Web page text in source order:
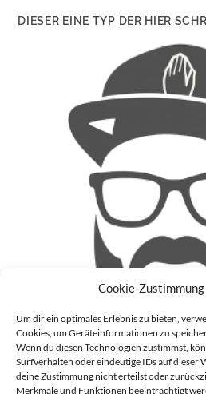
Cookie-
Um dir ein optimales Erlebnis zu bieten,
Cookies, um Geräteinformationen zu
Wenn du diesen Technologien zustimmst,
Surfverhalten oder eindeutige IDs auf dieser
deine Zustimmung nicht erteilst oder
Merkmale und Funktionen beeinträchtigt
DIESER EINE TYP DER HIER
Patrick